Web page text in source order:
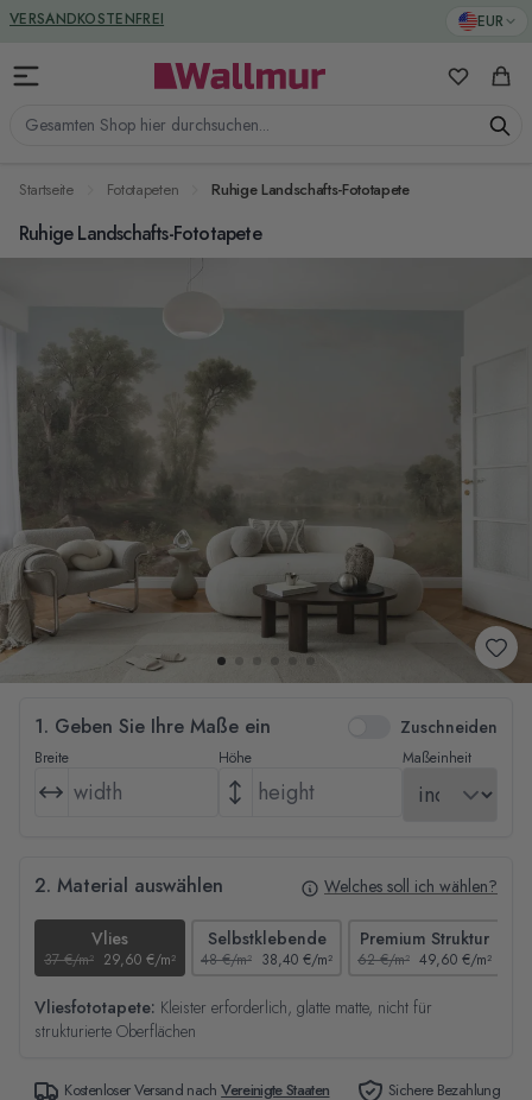
Zum Inhalt springen EUR
Gesamten Shop hier durchsuchen...
Meine
VERSANDKOSTENFREI
GREENGUARD ZERTIFIZIERT
Startseite Fototapeten Ruhige Landschafts-Fototapete
Ruhige Landschafts-Fototapete
1. Geben Sie Ihre Maße ein Zuschneiden
Breite Höhe Maßeinheit
2. Material auswählen Welches soll ich wählen?
Vlies
37 €/m² 29,60 €/m²
Selbstklebende
48 €/m² 38,40 €/m²
Premium Struktur
62 €/m² 49,60 €/m²
Vliesfototapete: Kleister erforderlich, glatte matte, nicht für
strukturierte Oberflächen
Kostenloser Versand nachVereinigte Staaten Sichere Bezahlung